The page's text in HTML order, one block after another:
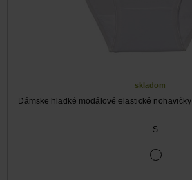
skladom
Dámske hladké modálové elastické nohavičky
S